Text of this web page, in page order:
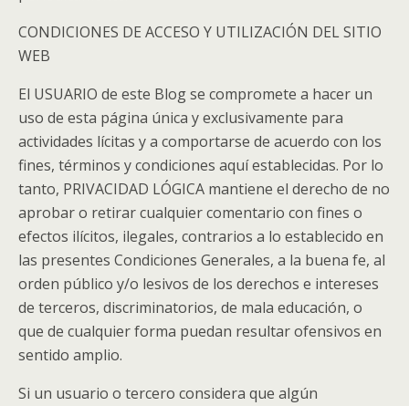
CONDICIONES DE ACCESO Y UTILIZACIÓN DEL SITIO
WEB
El USUARIO de este Blog se compromete a hacer un
uso de esta página única y exclusivamente para
actividades lícitas y a comportarse de acuerdo con los
fines, términos y condiciones aquí establecidas. Por lo
tanto, PRIVACIDAD LÓGICA mantiene el derecho de no
aprobar o retirar cualquier comentario con fines o
efectos ilícitos, ilegales, contrarios a lo establecido en
las presentes Condiciones Generales, a la buena fe, al
orden público y/o lesivos de los derechos e intereses
de terceros, discriminatorios, de mala educación, o
que de cualquier forma puedan resultar ofensivos en
sentido amplio.
Si un usuario o tercero considera que algún